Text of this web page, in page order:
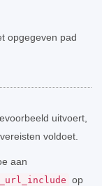
opgegeven pad
uitvoert,
voldoet.
aan
op